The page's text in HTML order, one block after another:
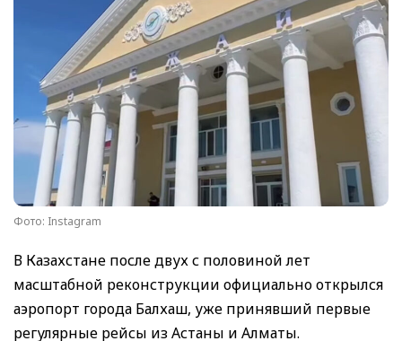
Фото: Instagram
В Казахстане после двух с половиной лет
масштабной реконструкции официально открылся
аэропорт города Балхаш, уже принявший первые
регулярные рейсы из Астаны и Алматы.